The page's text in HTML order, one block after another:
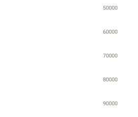
50000
60000
70000
80000
90000